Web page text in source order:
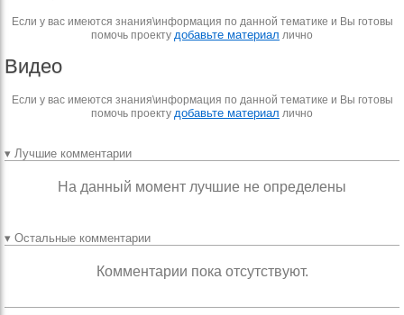
Если у вас имеются знания\информация по данной тематике и Вы готовы
помочь проекту добавьте материал лично
Видео
Если у вас имеются знания\информация по данной тематике и Вы готовы
помочь проекту добавьте материал лично
▾ Лучшие комментарии
На данный момент лучшие не определены
▾ Остальные комментарии
Комментарии пока отсутствуют.